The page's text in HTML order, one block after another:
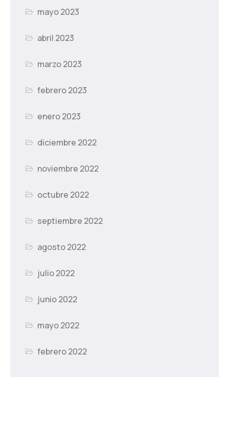
mayo 2023
abril 2023
marzo 2023
febrero 2023
enero 2023
diciembre 2022
noviembre 2022
octubre 2022
septiembre 2022
agosto 2022
julio 2022
junio 2022
mayo 2022
febrero 2022